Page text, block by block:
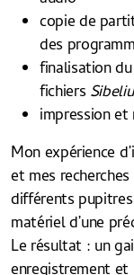
copie de
des
finalisation
fichiers
impression
Mon expérience
et mes
différents
matériel d’une
Le résultat : un